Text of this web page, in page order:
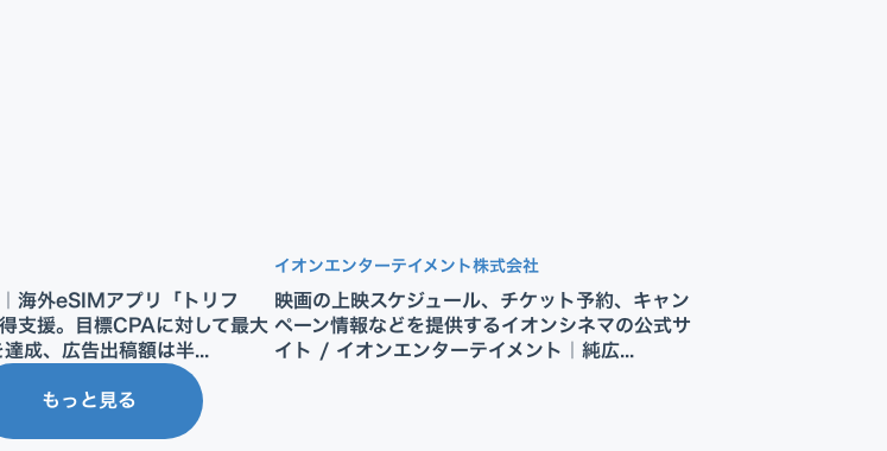
海外eSIMアプリ「トリフ
支援。目標CPAに対して最大
成、広告出稿額は半...
イオンエンターテイメント株式会社
映画の上映スケジュール、チケット予約、キャン
ペーン情報などを提供するイオンシネマの公式サ
イト / イオンエンターテイメント｜純広...
もっと見る